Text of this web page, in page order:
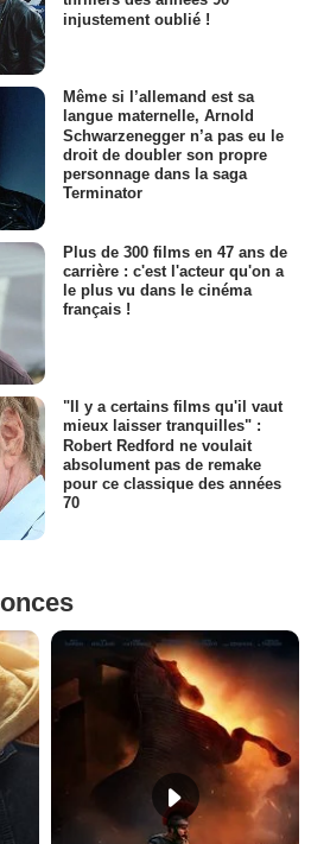
injustement oublié !
Même si l’allemand est sa
langue maternelle, Arnold
Schwarzenegger n’a pas eu le
droit de doubler son propre
personnage dans la saga
Terminator
Plus de 300 films en 47 ans de
carrière : c'est l'acteur qu'on a
le plus vu dans le cinéma
français !
"Il y a certains films qu'il vaut
mieux laisser tranquilles" :
Robert Redford ne voulait
absolument pas de remake
pour ce classique des années
70